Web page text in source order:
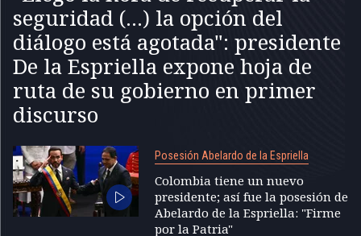
seguridad (...) la opción del
diálogo está agotada": presidente
De la Espriella expone hoja de
ruta de su gobierno en primer
discurso
Posesión Abelardo de la Espriella
Colombia tiene un nuevo
presidente; así fue la posesión de
Abelardo de la Espriella: "Firme
por la Patria"